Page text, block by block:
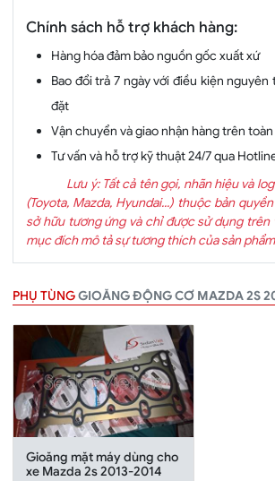
Chính sách hỗ trợ khách hàng:
Hàng hóa đảm bảo nguồn gốc xuất xứ
Bao đổi trả 7 ngày với điều kiện
đặt
Vận chuyển và giao nhận hàng trên
Tư vấn và hỗ trợ kỹ thuật 24/7 qua
Lưu ý: Tất cả tên gọi, nhãn hiệu và
(Toyota, Mazda, Hyundai...) thuộc bản
sở hữu tương ứng và chỉ được sử dụng trên
mục đích mô tả sự tương thích của sản
PHỤ TÙNGGIOĂNG ĐỘNG CƠ MAZDA 2S
Gioăng mặt máy dùng cho
xe Mazda 2s 2013-2014